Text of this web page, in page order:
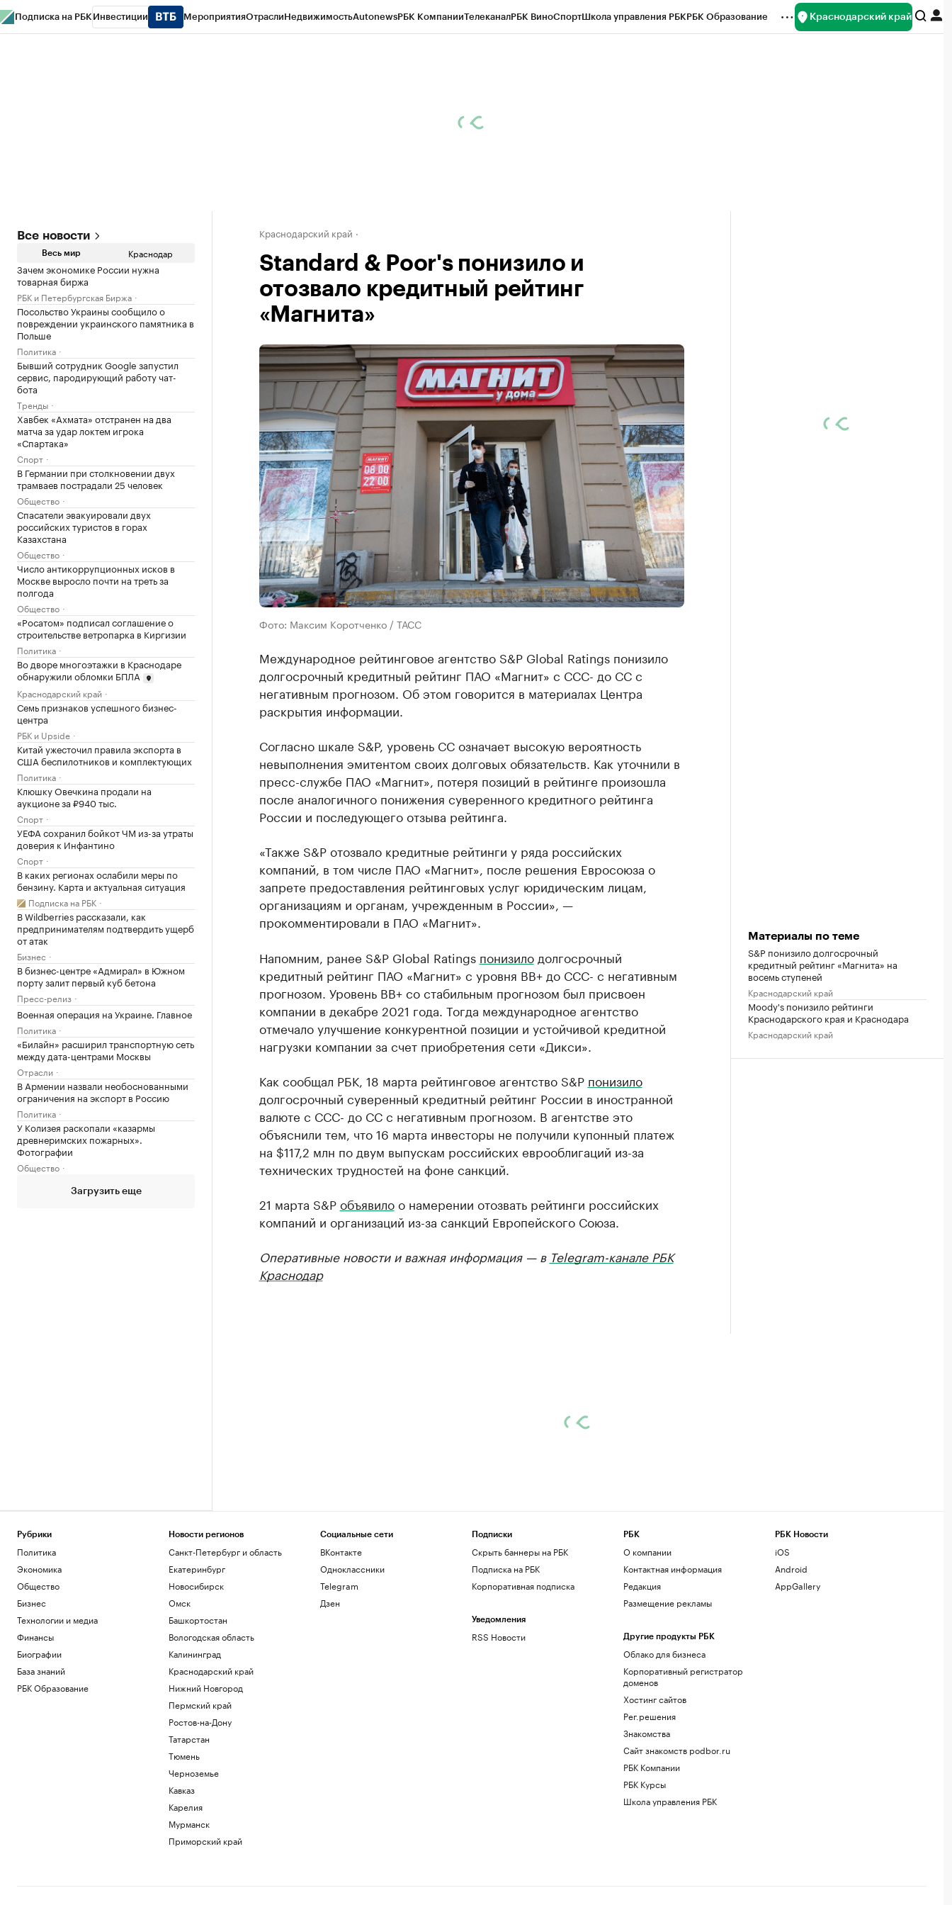
Подписка на РБК Инвестиции МероприятияОтраслиНедвижимостьAutonewsРБК КомпанииТелеканалРБК ВиноСпортШкола управления РБКРБК Образование Краснодарский край
Все новости
Весь мир Краснодар
Зачем экономике России нужна
товарная биржа
РБК и Петербургская Биржа
Посольство Украины сообщило о
повреждении украинского памятника в
Польше
Политика
Бывший сотрудник Google запустил
сервис, пародирующий работу чат-
бота
Тренды
Хавбек «Ахмата» отстранен на два
матча за удар локтем игрока
«Спартака»
Спорт
В Германии при столкновении двух
трамваев пострадали 25 человек
Общество
Спасатели эвакуировали двух
российских туристов в горах
Казахстана
Общество
Число антикоррупционных исков в
Москве выросло почти на треть за
полгода
Общество
«Росатом» подписал соглашение о
строительстве ветропарка в Киргизии
Политика
Во дворе многоэтажки в Краснодаре
обнаружили обломки БПЛА
Краснодарский край
Семь признаков успешного бизнес-
центра
РБК и Upside
Китай ужесточил правила экспорта в
США беспилотников и комплектующих
Политика
Клюшку Овечкина продали на
аукционе за ₽940 тыс.
Спорт
УЕФА сохранил бойкот ЧМ из-за утраты
доверия к Инфантино
Спорт
В каких регионах ослабили меры по
бензину. Карта и актуальная ситуация
Подписка на РБК
В Wildberries рассказали, как
предпринимателям подтвердить ущерб
от атак
Бизнес
В бизнес-центре «Адмирал» в Южном
порту залит первый куб бетона
Пресс-релиз
Военная операция на Украине. Главное
Политика
«Билайн» расширил транспортную сеть
между дата-центрами Москвы
Отрасли
В Армении назвали необоснованными
ограничения на экспорт в Россию
Политика
У Колизея раскопали «казармы
древнеримских пожарных».
Фотографии
Общество
Загрузить еще
Краснодарский край
Standard & Poor's понизило и
отозвало кредитный рейтинг
«Магнита»
Фото: Максим Коротченко / ТАСС
Международное рейтинговое агентство S&P Global Ratings понизило
долгосрочный кредитный рейтинг ПАО «Магнит» с ССС- до СС с
негативным прогнозом. Об этом говорится в материалах Центра
раскрытия информации.
Согласно шкале S&P, уровень СС означает высокую вероятность
невыполнения эмитентом своих долговых обязательств. Как уточнили в
пресс-службе ПАО «Магнит», потеря позиций в рейтинге произошла
после аналогичного понижения суверенного кредитного рейтинга
России и последующего отзыва рейтинга.
«Также S&P отозвало кредитные рейтинги у ряда российских
компаний, в том числе ПАО «Магнит», после решения Евросоюза о
запрете предоставления рейтинговых услуг юридическим лицам,
организациям и органам, учрежденным в России», —
прокомментировали в ПАО «Магнит».
Напомним, ранее S&P Global Ratings понизилодолгосрочный
кредитный рейтинг ПАО «Магнит» с уровня BB+ до ССС- с негативным
прогнозом. Уровень ВВ+ со стабильным прогнозом был присвоен
компании в декабре 2021 года. Тогда международное агентство
отмечало улучшение конкурентной позиции и устойчивой кредитной
нагрузки компании за счет приобретения сети «Дикси».
Как сообщал РБК, 18 марта рейтинговое агентство S&P понизило
долгосрочный суверенный кредитный рейтинг России в иностранной
валюте с ССС- до СС с негативным прогнозом. В агентстве это
объяснили тем, что 16 марта инвесторы не получили купонный платеж
на $117,2 млн по двум выпускам российских еврооблигаций из-за
технических трудностей на фоне санкций.
21 марта S&Pобъявилоо намерении отозвать рейтинги российских
компаний и организаций из-за санкций Европейского Союза.
Оперативные новости и важная информация — в Telegram-канале РБК
Краснодар
Материалы по теме
S&P понизило долгосрочный
кредитный рейтинг «Магнита» на
восемь ступеней
Краснодарский край
Moody's понизило рейтинги
Краснодарского края и Краснодара
Краснодарский край
Рубрики
Политика
Экономика
Общество
Бизнес
Технологии и медиа
Финансы
Биографии
База знаний
РБК Образование
Новости регионов
Санкт-Петербург и область
Екатеринбург
Новосибирск
Омск
Башкортостан
Вологодская область
Калининград
Краснодарский край
Нижний Новгород
Пермский край
Ростов-на-Дону
Татарстан
Тюмень
Черноземье
Кавказ
Карелия
Мурманск
Приморский край
Социальные сети
ВКонтакте
Одноклассники
Telegram
Дзен
Подписки
Скрыть баннеры на РБК
Подписка на РБК
Корпоративная подписка
Уведомления
RSS Новости
РБК
О компании
Контактная информация
Редакция
Размещение рекламы
Другие продукты РБК
Облако для бизнеса
Корпоративный регистратор
доменов
Хостинг сайтов
Рег.решения
Знакомства
Сайт знакомств podbor.ru
РБК Компании
РБК Курсы
Школа управления РБК
РБК Новости
iOS
Android
AppGallery